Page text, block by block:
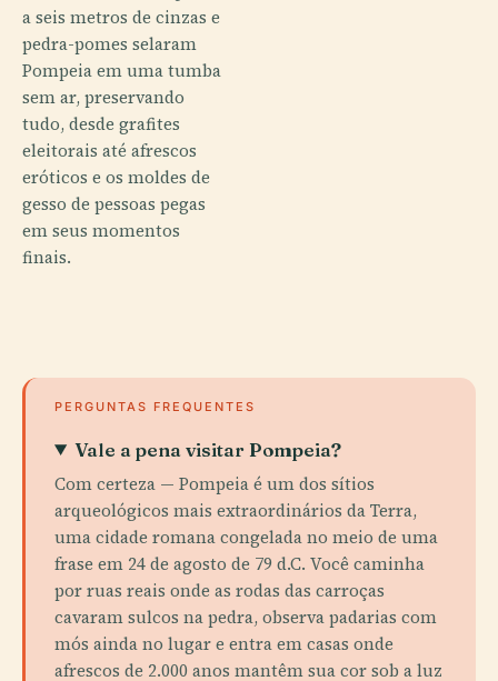
a seis metros de cinzas e
pedra-pomes selaram
Pompeia em uma tumba
sem ar, preservando
tudo, desde grafites
eleitorais até afrescos
eróticos e os moldes de
gesso de pessoas pegas
em seus momentos
finais.
PERGUNTAS FREQUENTES
Vale a pena visitar Pompeia?
Com certeza — Pompeia é um dos sítios
arqueológicos mais extraordinários da Terra,
uma cidade romana congelada no meio de uma
frase em 24 de agosto de 79 d.C. Você caminha
por ruas reais onde as rodas das carroças
cavaram sulcos na pedra, observa padarias com
mós ainda no lugar e entra em casas onde
afrescos de 2.000 anos mantêm sua cor sob a luz